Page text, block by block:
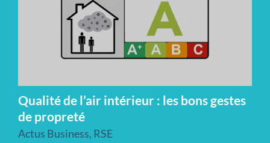
Qualité de l’air intérieur : les bons gestes
de propreté
Actus Business, RSE